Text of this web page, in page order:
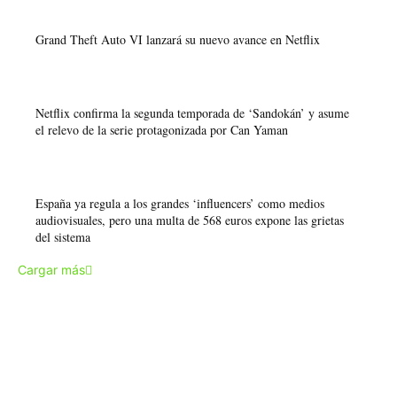
Grand Theft Auto VI lanzará su nuevo avance en Netflix
Netflix confirma la segunda temporada de ‘Sandokán’ y asume
el relevo de la serie protagonizada por Can Yaman
España ya regula a los grandes ‘influencers’ como medios
audiovisuales, pero una multa de 568 euros expone las grietas
del sistema
Cargar más